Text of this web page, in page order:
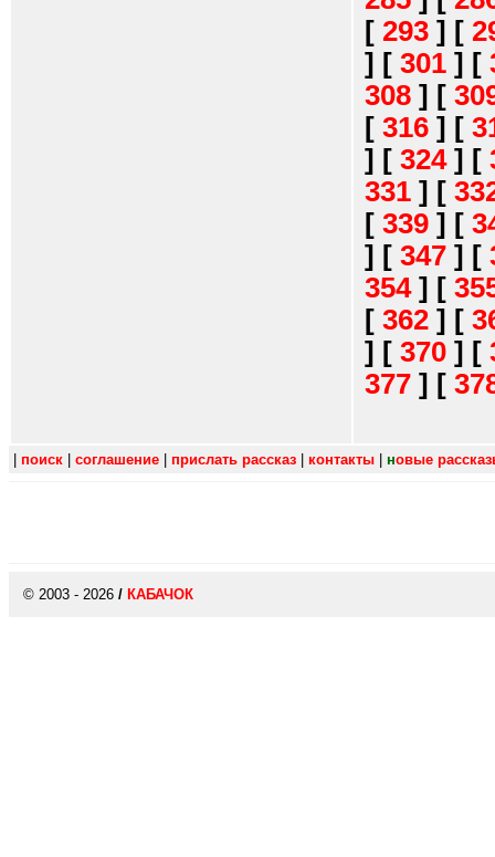
[ 293 ] [
] [ 301 ] [
308 ] [
[ 316 ] [
] [ 324] [
331 ] [
[ 339 ] [
] [ 347 ] [
354] [
[ 362 ] [
] [ 370 ] [
377 ] [
поиск соглашение прислать рассказ контакты новые
© 2003 - 2026 / КАБАЧОК